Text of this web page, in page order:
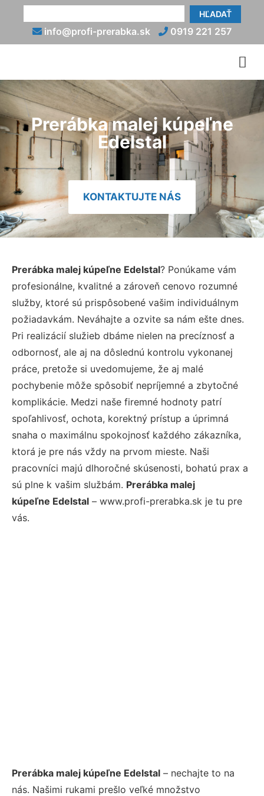
HĽADAŤ
info@profi-prerabka.sk 0919 221 257
Prerábka malej kúpeľne
Edelstal
KONTAKTUJTE NÁS
Prerábka malej kúpeľne Edelstal? Ponúkame vám
profesionálne, kvalitné a zároveň cenovo rozumné
služby, ktoré sú prispôsobené vašim individuálnym
požiadavkám. Neváhajte a ozvite sa nám ešte dnes.
Pri realizácií služieb dbáme nielen na precíznosť a
odbornosť, ale aj na dôslednú kontrolu vykonanej
práce, pretože si uvedomujeme, že aj malé
pochybenie môže spôsobiť nepríjemné a zbytočné
komplikácie. Medzi naše firemné hodnoty patrí
spoľahlivosť, ochota, korektný prístup a úprimná
snaha o maximálnu spokojnosť každého zákazníka,
ktorá je pre nás vždy na prvom mieste. Naši
pracovníci majú dlhoročné skúsenosti, bohatú prax a
sú plne k vašim službám. Prerábka malej
kúpeľne Edelstal – www.profi-prerabka.sk je tu pre
vás.
Prerábka malej kúpeľne Edelstal – nechajte to na
nás. Našimi rukami prešlo veľké množstvo